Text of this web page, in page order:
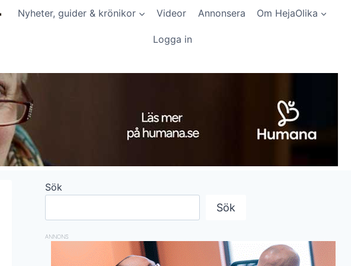
Nyheter, guider & krönikor Videor Annonsera Om HejaOlika
Logga in
Sök
Sök
ANNONS